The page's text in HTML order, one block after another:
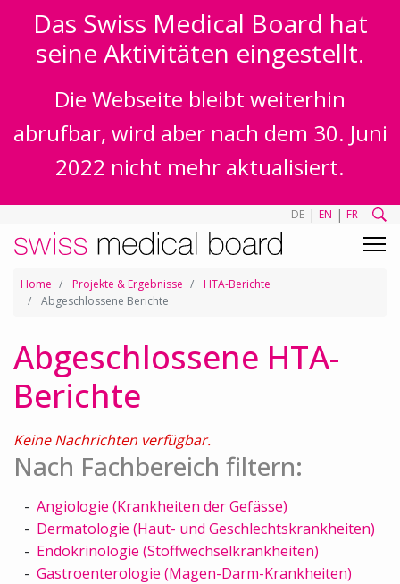
Das Swiss Medical Board hat
seine Aktivitäten eingestellt.
Die Webseite bleibt weiterhin
abrufbar, wird aber nach dem 30. Juni
2022 nicht mehr aktualisiert.
DE | EN | FR
Home Projekte & Ergebnisse
HTA-Berichte
Abgeschlossene Berichte
Abgeschlossene HTA-
Berichte
Keine Nachrichten verfügbar.
Nach Fachbereich filtern:
Angiologie (Krankheiten der Gefässe)
Dermatologie (Haut- und Geschlechtskrankheiten)
Endokrinologie (Stoffwechselkrankheiten)
Gastroenterologie (Magen-Darm-Krankheiten)